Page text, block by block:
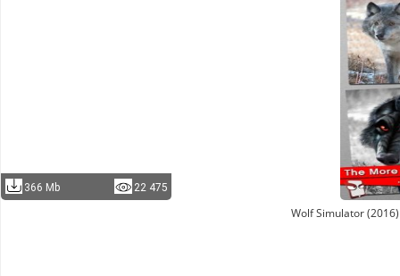
366 Mb 22 475
Wolf Simulator